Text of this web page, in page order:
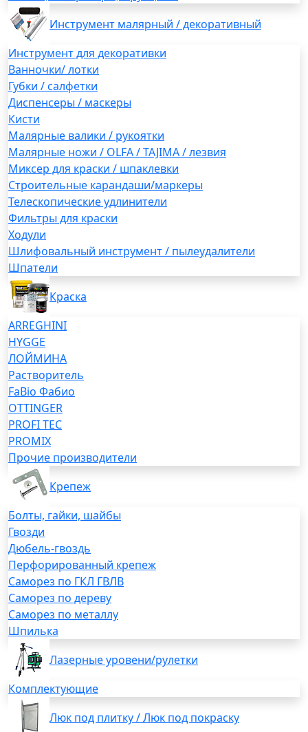
Инструмент малярный / декоративный
Инструмент для декоративки
Ванночки/ лотки
Губки / салфетки
Диспенсеры / маскеры
Кисти
Малярные валики / рукоятки
Малярные ножи / OLFA / TAJIMA / лезвия
Миксер для краски / шпаклевки
Строительные карандаши/маркеры
Телескопические удлинители
Фильтры для краски
Ходули
Шлифовальный инструмент / пылеудалители
Шпатели
Краска
ARREGHINI
HYGGE
ЛОЙМИНА
Растворитель
FaBio Фабио
OTTINGER
PROFI TEC
PROMIX
Прочие производители
Крепеж
Болты, гайки, шайбы
Гвозди
Дюбель-гвоздь
Перфорированный крепеж
Саморез по ГКЛ ГВЛВ
Саморез по дереву
Саморез по металлу
Шпилька
Лазерные уровени/рулетки
Комплектующие
Люк под плитку / Люк под покраску